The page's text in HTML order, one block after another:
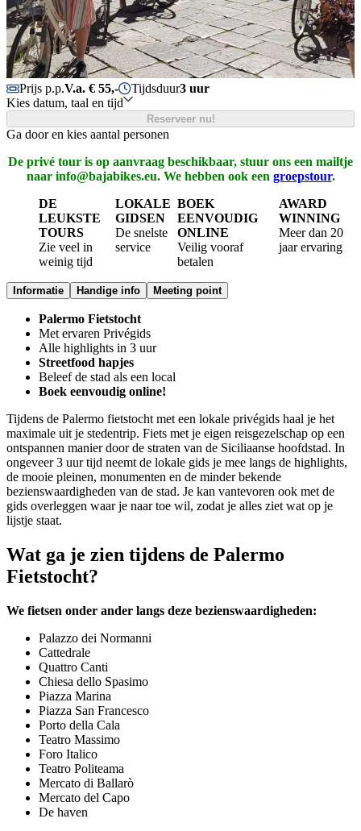
Prijs p.p.V.a. € 55,- Tijdsduur3 uur
Kies datum, taal en tijd
Reserveer nu!
Ga door en kies aantal personen
De privé tour is op aanvraag beschikbaar, stuur ons een mailtje
naar info@bajabikes.eu. We hebben ook een groepstour.
DE
LEUKSTE
TOURS
Zie veel in
weinig tijd
LOKALE
GIDSEN
De snelste
service
BOEK
EENVOUDIG
ONLINE
Veilig vooraf
betalen
AWARD
WINNING
Meer dan 20
jaar ervaring
Informatie Handige info Meeting point
Palermo Fietstocht
Met ervaren Privégids
Alle highlights in 3 uur
Streetfood hapjes
Beleef de stad als een local
Boek eenvoudig online!
Tijdens de Palermo fietstocht met een lokale privégids haal je het
maximale uit je stedentrip. Fiets met je eigen reisgezelschap op een
ontspannen manier door de straten van de Siciliaanse hoofdstad. In
ongeveer 3 uur tijd neemt de lokale gids je mee langs de highlights,
de mooie pleinen, monumenten en de minder bekende
bezienswaardigheden van de stad. Je kan vantevoren ook met de
gids overleggen waar je naar toe wil, zodat je alles ziet wat op je
lijstje staat.
Wat ga je zien tijdens de Palermo
Fietstocht?
We fietsen onder ander langs deze bezienswaardigheden:
Palazzo dei Normanni
Cattedrale
Quattro Canti
Chiesa dello Spasimo
Piazza Marina
Piazza San Francesco
Porto della Cala
Teatro Massimo
Foro Italico
Teatro Politeama
Mercato di Ballarò
Mercato del Capo
De haven